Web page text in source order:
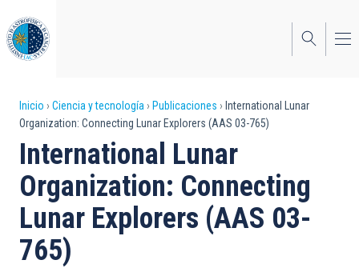
al
contenido
principal
Sobrescribir
enlaces
de
ayuda
a
la
Inicio Ciencia y tecnología Publicaciones
International Lunar
Organization: Connecting Lunar Explorers (AAS 03-765)
International Lunar
Organization: Connecting
Lunar Explorers (AAS 03-
765)